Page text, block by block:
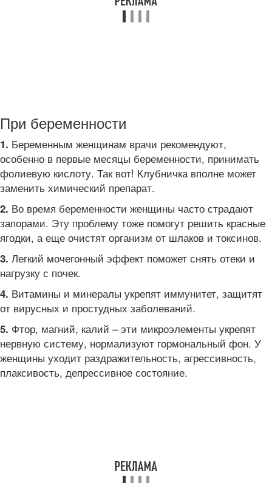
При беременности
1. Беременным женщинам врачи рекомендуют,
особенно в первые месяцы беременности, принимать
фолиевую кислоту. Так вот! Клубничка вполне может
заменить химический препарат.
2. Во время беременности женщины часто страдают
запорами. Эту проблему тоже помогут решить красные
ягодки, а еще очистят организм от шлаков и токсинов.
3. Легкий мочегонный эффект поможет снять отеки и
нагрузку с почек.
4. Витамины и минералы укрепят иммунитет, защитят
от вирусных и простудных заболеваний.
5. Фтор, магний, калий – эти микроэлементы укрепят
нервную систему, нормализуют гормональный фон. У
женщины уходит раздражительность, агрессивность,
плаксивость, депрессивное состояние.